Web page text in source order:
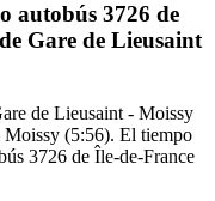
autobús 3726 de
Gare de Lieusaint
de Lieusaint - Moissy
(5:56). El tiempo
3726 de Île-de-France